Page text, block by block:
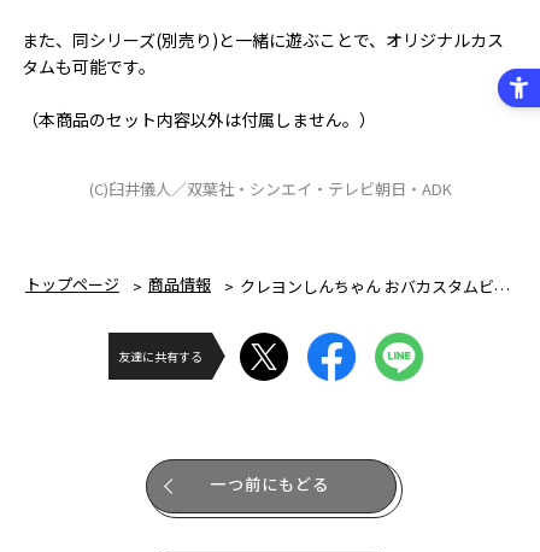
また、同シリーズ(別売り)と一緒に遊ぶことで、オリジナルカス
タムも可能です。
（本商品のセット内容以外は付属しません。）
(C)臼井儀人／双葉社・シンエイ・テレビ朝日・ADK
トップページ 商品情報 クレヨンしんちゃん おバカスタムビークル 第2弾 カスカベ防衛隊シリーズ① しんちゃん
友達に共有する
一つ前にもどる